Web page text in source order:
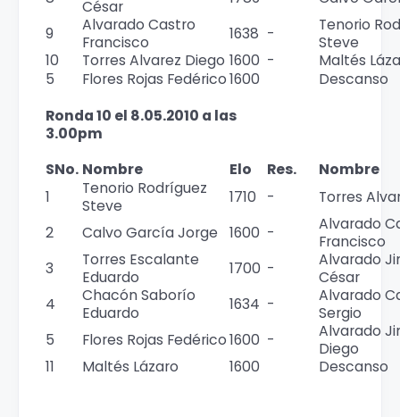
César
9
Alvarado Castro
Francisco
1638 -
Tenorio
Steve
10
Torres Alvarez Diego 1600 -
Maltés
5
Flores Rojas Fedérico1600
Descanso
Ronda 10 el 8.05.2010 a las
3.00pm
SNo. Nombre Elo Res.
Nombre
1
Tenorio Rodríguez
Steve
1710 -
Torres
2
Calvo García Jorge 1600 -
Alvarado
Francisco
3
Torres Escalante
Eduardo
1700 -
Alvarado
César
4
Chacón Saborío
Eduardo
1634 -
Alvarado
Sergio
5
Flores Rojas Fedérico1600 -
Alvarado
Diego
11
Maltés Lázaro 1600 Descanso